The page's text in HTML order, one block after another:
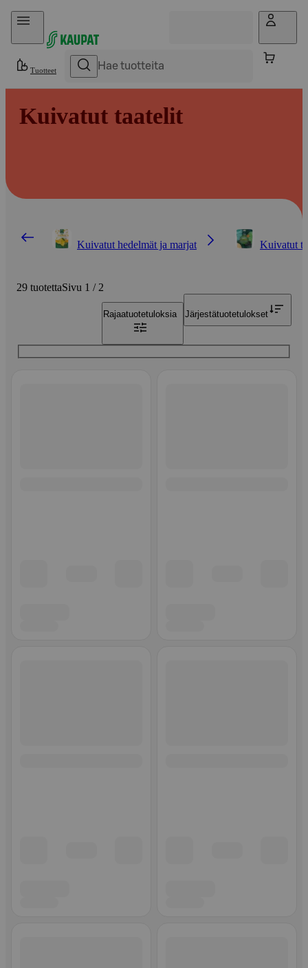
Hyppää sisältöön
Tuotteet
Kuivatut taatelit
Kuivatut hedelmät ja marjat Kuivatut
29 tuotettaSivu 1 / 2
Rajaatuotetuloksia Järjestätuotetulokset